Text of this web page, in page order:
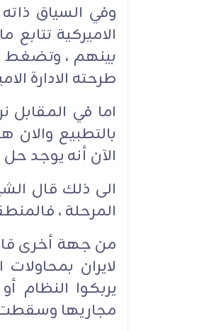
وفي السياق
الاميركية
بينهم ، وتضغط
طرحته الادارة
اما في المقابل
بالتطبيع
الآن أنه يوجد
الى ذلك قال
المرحلة ،
من جهة أخرى قال
لايران
يربكوا النظام
مجاريها وسقطت